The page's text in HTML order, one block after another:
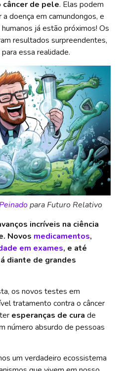
de pele. Elas podem
doença em camundongos, e
já estão próximos! Os
resultados surpreendentes,
essa realidade.
para Futuro Relativo
incríveis na ciência
Novos medicamentos,
em exames, e até
diante de grandes
os novos testes em
tratamento contra o câncer
esperanças de cura de
número absurdo de pessoas
um verdadeiro ecossistema